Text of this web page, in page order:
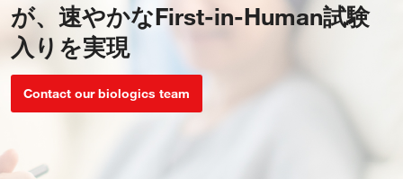
が、速やかなFirst-in-Human試験
入りを実現
Contact our biologics team
オ